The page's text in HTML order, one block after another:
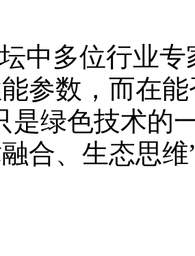
中多位行业
参数，而在
是绿色技术的
合、生态思